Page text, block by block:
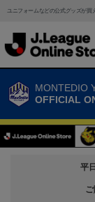
ユニフォームなどの公式グッズが買
MONTEDIO
OFFICIAL
平